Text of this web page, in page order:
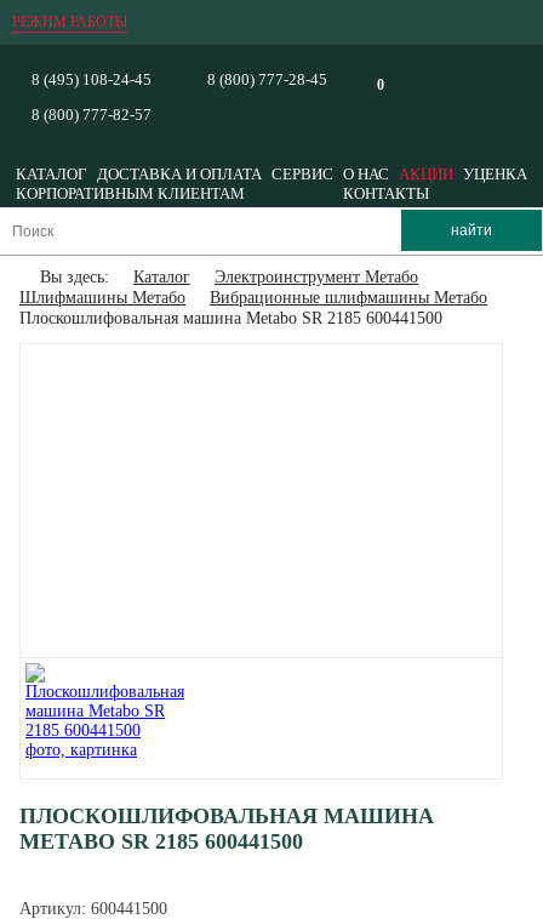
РЕЖИМ РАБОТЫ
0
8 (495) 108-24-45
8 (800) 777-82-57
8 (800) 777-28-45
КАТАЛОГ ДОСТАВКА И ОПЛАТА СЕРВИС О НАС АКЦИИ УЦЕНКА
КОРПОРАТИВНЫМ КЛИЕНТАМ
КОНТАКТЫ
Вы здесь: Каталог
Электроинструмент Метабо
Шлифмашины Метабо
Вибрационные шлифмашины Метабо
Плоскошлифовальная машина Metabo SR 2185 600441500
ПЛОСКОШЛИФОВАЛЬНАЯ МАШИНА
METABO SR 2185 600441500
Артикул: 600441500